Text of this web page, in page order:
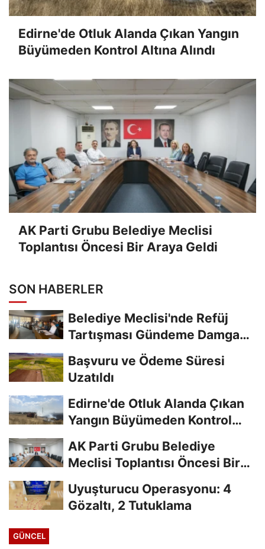
Edirne'de Otluk Alanda Çıkan Yangın
Büyümeden Kontrol Altına Alındı
AK Parti Grubu Belediye Meclisi
Toplantısı Öncesi Bir Araya Geldi
SON HABERLER
Belediye Meclisi'nde Refüj
Tartışması Gündeme Damga
Başvuru ve Ödeme Süresi
Uzatıldı
Edirne'de Otluk Alanda Çıkan
Yangın Büyümeden Kontrol
AK Parti Grubu Belediye
Meclisi Toplantısı Öncesi Bir
Uyuşturucu Operasyonu: 4
Gözaltı, 2 Tutuklama
GÜNCEL